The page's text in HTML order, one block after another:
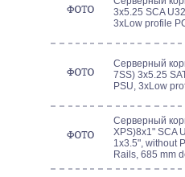
3x5.25 SCA
3xLow profile
Серверный
7SS) 3x5.25
PSU, 3xLow
Серверный
XPS)8x1" SCA
1x3.5", without
Rails, 685 mm